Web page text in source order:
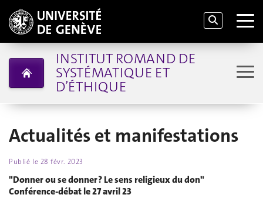
INSTITUT ROMAND DE
SYSTÉMATIQUE ET
D’ÉTHIQUE
Actualités et manifestations
Publié le 28 févr. 2023
"Donner ou se donner ? Le sens religieux du don"
Conférence-débat le 27 avril 23